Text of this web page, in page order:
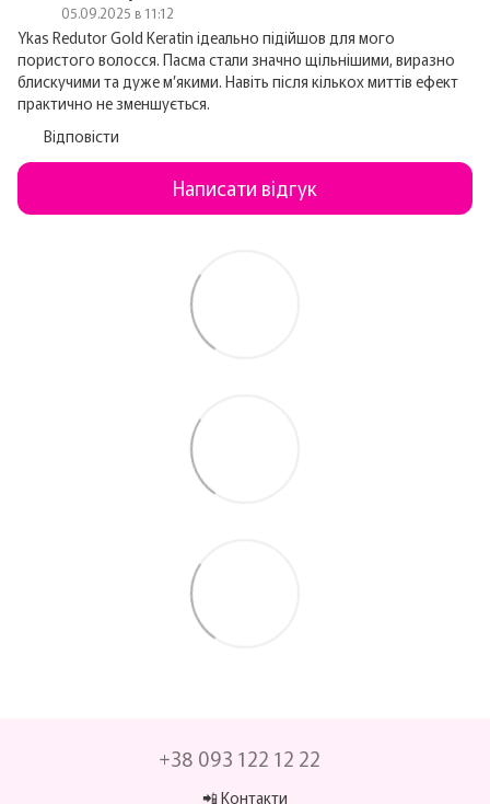
05.09.2025 в 11:12
Ykas Redutor Gold Keratin ідеально підійшов для мого
пористого волосся. Пасма стали значно щільнішими, виразно
блискучими та дуже м’якими. Навіть після кількох миттів ефект
практично не зменшується.
Відповісти
Написати відгук
+38 093 122 12 22
📲 Контакти